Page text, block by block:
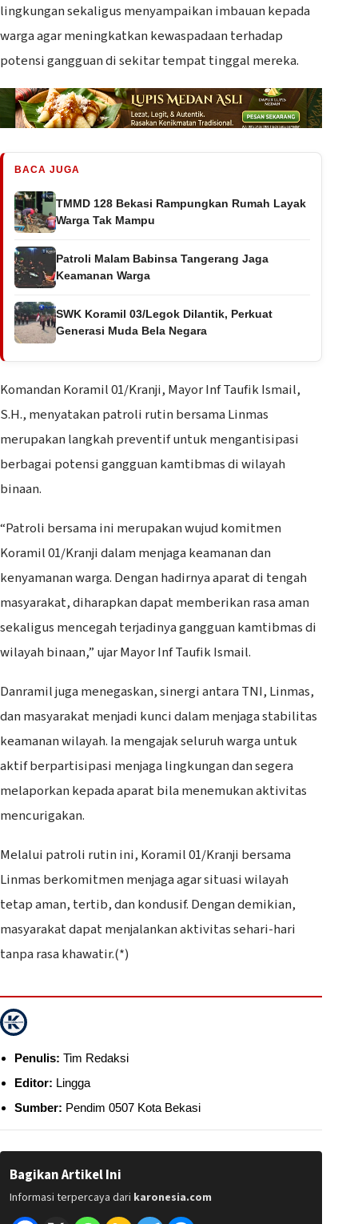
lingkungan sekaligus menyampaikan imbauan kepada
warga agar meningkatkan kewaspadaan terhadap
potensi gangguan di sekitar tempat tinggal mereka.
BACA JUGA
TMMD 128 Bekasi Rampungkan Rumah Layak
Warga Tak Mampu
Patroli Malam Babinsa Tangerang Jaga
Keamanan Warga
SWK Koramil 03/Legok Dilantik, Perkuat
Generasi Muda Bela Negara
Komandan Koramil 01/Kranji, Mayor Inf Taufik Ismail,
S.H., menyatakan patroli rutin bersama Linmas
merupakan langkah preventif untuk mengantisipasi
berbagai potensi gangguan kamtibmas di wilayah
binaan.
“Patroli bersama ini merupakan wujud komitmen
Koramil 01/Kranji dalam menjaga keamanan dan
kenyamanan warga. Dengan hadirnya aparat di tengah
masyarakat, diharapkan dapat memberikan rasa aman
sekaligus mencegah terjadinya gangguan kamtibmas di
wilayah binaan,” ujar Mayor Inf Taufik Ismail.
Danramil juga menegaskan, sinergi antara TNI, Linmas,
dan masyarakat menjadi kunci dalam menjaga stabilitas
keamanan wilayah. Ia mengajak seluruh warga untuk
aktif berpartisipasi menjaga lingkungan dan segera
melaporkan kepada aparat bila menemukan aktivitas
mencurigakan.
Melalui patroli rutin ini, Koramil 01/Kranji bersama
Linmas berkomitmen menjaga agar situasi wilayah
tetap aman, tertib, dan kondusif. Dengan demikian,
masyarakat dapat menjalankan aktivitas sehari-hari
tanpa rasa khawatir.(*)
Penulis: Tim Redaksi
Editor: Lingga
Sumber: Pendim 0507 Kota Bekasi
Bagikan Artikel Ini
Informasi terpercaya dari karonesia.com